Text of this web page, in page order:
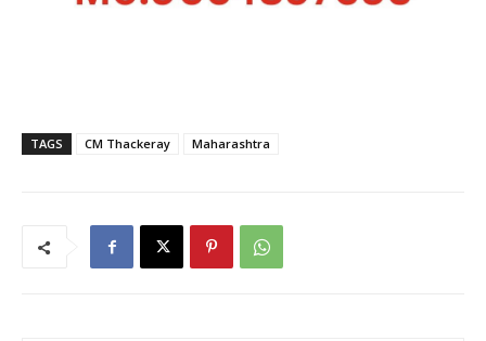
TAGS CM Thackeray Maharashtra